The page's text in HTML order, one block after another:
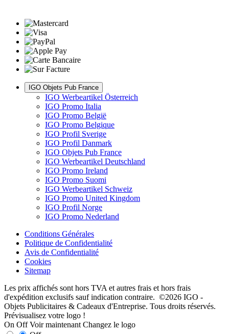
IGO Objets Pub France
IGO Werbeartikel Österreich
IGO Promo Italia
IGO Promo België
IGO Promo Belgique
IGO Profil Sverige
IGO Profil Danmark
IGO Objets Pub France
IGO Werbeartikel Deutschland
IGO Promo Ireland
IGO Promo Suomi
IGO Werbeartikel Schweiz
IGO Promo United Kingdom
IGO Profil Norge
IGO Promo Nederland
Conditions Générales
Politique de Confidentialité
Avis de Confidentialité
Cookies
Sitemap
Les prix affichés sont hors TVA et autres frais et hors frais
d'expédition exclusifs sauf indication contraire. ©2026 IGO -
Objets Publicitaires & Cadeaux d'Entreprise. Tous droits réservés.
Prévisualisez votre logo !
On Off Voir maintenant Changez le logo